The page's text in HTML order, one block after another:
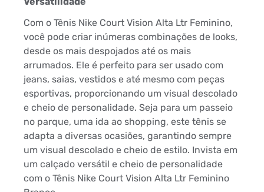
Com o Tênis Nike Court Vision Alta Ltr Feminino,
você pode criar inúmeras combinações de looks,
desde os mais despojados até os mais
arrumados. Ele é perfeito para ser usado com
jeans, saias, vestidos e até mesmo com peças
esportivas, proporcionando um visual descolado
e cheio de personalidade. Seja para um passeio
no parque, uma ida ao shopping, este tênis se
adapta a diversas ocasiões, garantindo sempre
um visual descolado e cheio de estilo. Invista em
um calçado versátil e cheio de personalidade
com o Tênis Nike Court Vision Alta Ltr Feminino